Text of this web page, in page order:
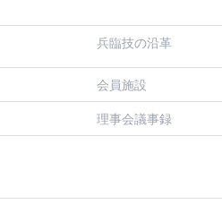
兵臨技の沿革
会員施設
理事会議事録